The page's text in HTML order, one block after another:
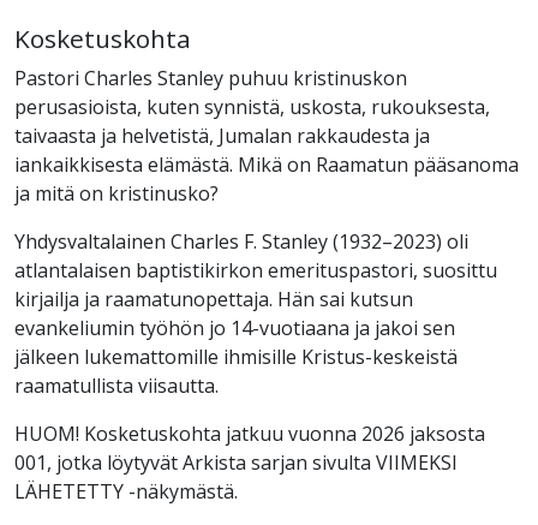
Kosketuskohta
Pastori Charles Stanley puhuu kristinuskon
perusasioista, kuten synnistä, uskosta, rukouksesta,
taivaasta ja helvetistä, Jumalan rakkaudesta ja
iankaikkisesta elämästä. Mikä on Raamatun pääsanoma
ja mitä on kristinusko?
Yhdysvaltalainen Charles F. Stanley (1932–2023) oli
atlantalaisen baptistikirkon emerituspastori, suosittu
kirjailja ja raamatunopettaja. Hän sai kutsun
evankeliumin työhön jo 14-vuotiaana ja jakoi sen
jälkeen lukemattomille ihmisille Kristus-keskeistä
raamatullista viisautta.
HUOM! Kosketuskohta jatkuu vuonna 2026 jaksosta
001, jotka löytyvät Arkista sarjan sivulta VIIMEKSI
LÄHETETTY -näkymästä.